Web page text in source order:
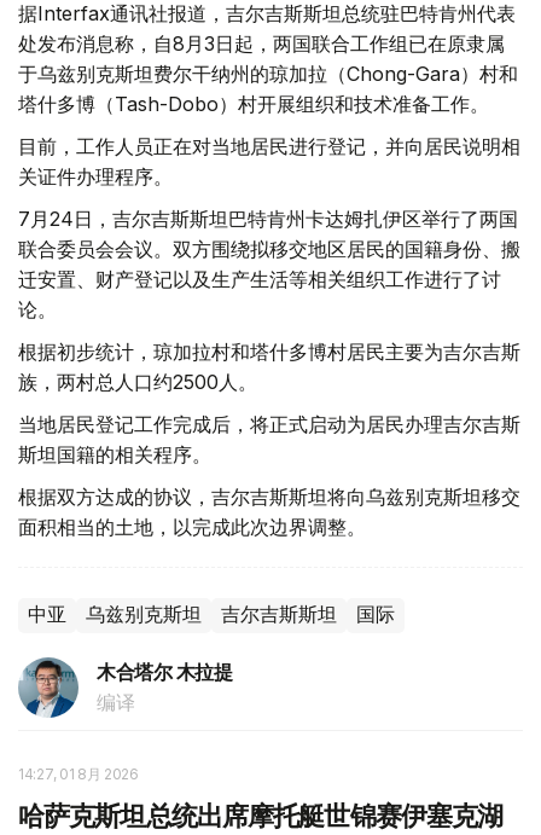
据Interfax通讯社报道，吉尔吉斯斯坦总统驻巴特肯州代表
处发布消息称，自8月3日起，两国联合工作组已在原隶属
于乌兹别克斯坦费尔干纳州的琼加拉（Chong-Gara）村和
塔什多博（Tash-Dobo）村开展组织和技术准备工作。
目前，工作人员正在对当地居民进行登记，并向居民说明相
关证件办理程序。
7月24日，吉尔吉斯斯坦巴特肯州卡达姆扎伊区举行了两国
联合委员会会议。双方围绕拟移交地区居民的国籍身份、搬
迁安置、财产登记以及生产生活等相关组织工作进行了讨
论。
根据初步统计，琼加拉村和塔什多博村居民主要为吉尔吉斯
族，两村总人口约2500人。
当地居民登记工作完成后，将正式启动为居民办理吉尔吉斯
斯坦国籍的相关程序。
根据双方达成的协议，吉尔吉斯斯坦将向乌兹别克斯坦移交
面积相当的土地，以完成此次边界调整。
中亚 乌兹别克斯坦 吉尔吉斯斯坦 国际
木合塔尔 木拉提
编译
14:27, 01 8月 2026
哈萨克斯坦总统出席摩托艇世锦赛伊塞克湖